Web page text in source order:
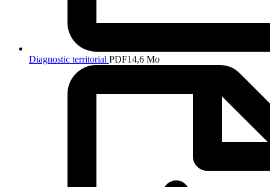
Diagnostic territorial PDF14,6 Mo